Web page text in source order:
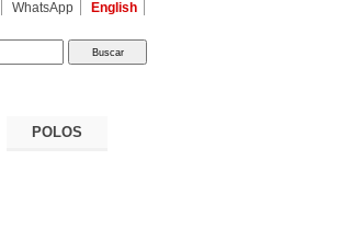
WhatsApp English
POLOS